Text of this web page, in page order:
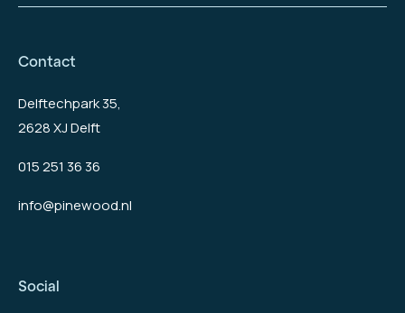
Contact
Delftechpark 35,
2628 XJ Delft
015 251 36 36
info@pinewood.nl
Social